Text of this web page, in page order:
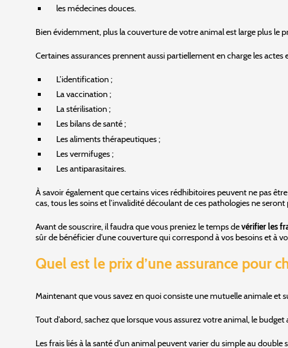
les médecines douces.
Bien évidemment, plus la couverture de votre animal est large plus le
Certaines assurances prennent aussi partiellement en charge les
L’identification ;
La vaccination ;
La stérilisation ;
Les bilans de santé ;
Les aliments thérapeutiques ;
Les vermifuges ;
Les antiparasitaires.
À savoir également que certains vices rédhibitoires peuvent ne pas
cas, tous les soins et l’invalidité découlant de ces pathologies ne
Avant de souscrire, il faudra que vous preniez le temps devérifier les
sûr de bénéficier d’une couverture qui correspond à vos besoins et à
Quel est le prix d’une assurance pour
Maintenant que vous savez en quoi consiste une mutuelle animale et
Tout d’abord, sachez que lorsque vous assurez votre animal, le
Les frais liés à la santé d’un animal peuvent varier du simple au double